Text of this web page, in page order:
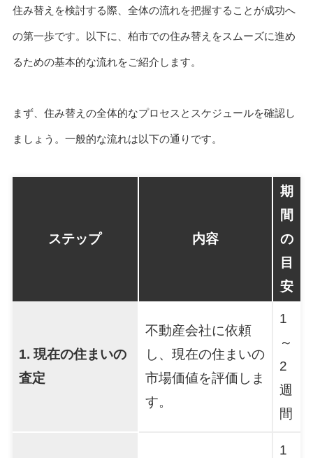
住み替えを検討する際、全体の流れを把握することが成功へ
の第一歩です。以下に、柏市での住み替えをスムーズに進め
るための基本的な流れをご紹介します。
まず、住み替えの全体的なプロセスとスケジュールを確認し
ましょう。一般的な流れは以下の通りです。
ステップ 内容
期
間
の
目
安
1. 現在の住まいの
査定
不動産会社に依頼
し、現在の住まいの
市場価値を評価しま
す。
1
～
2
週
間
1